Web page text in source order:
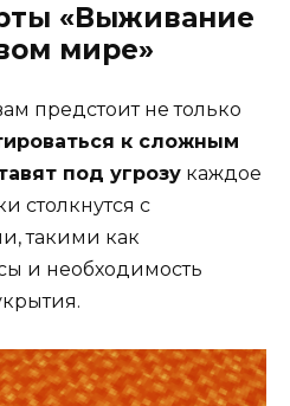
«Выживание
мире»
предстоит не только
к сложным
под угрозу каждое
столкнутся с
такими как
и необходимость